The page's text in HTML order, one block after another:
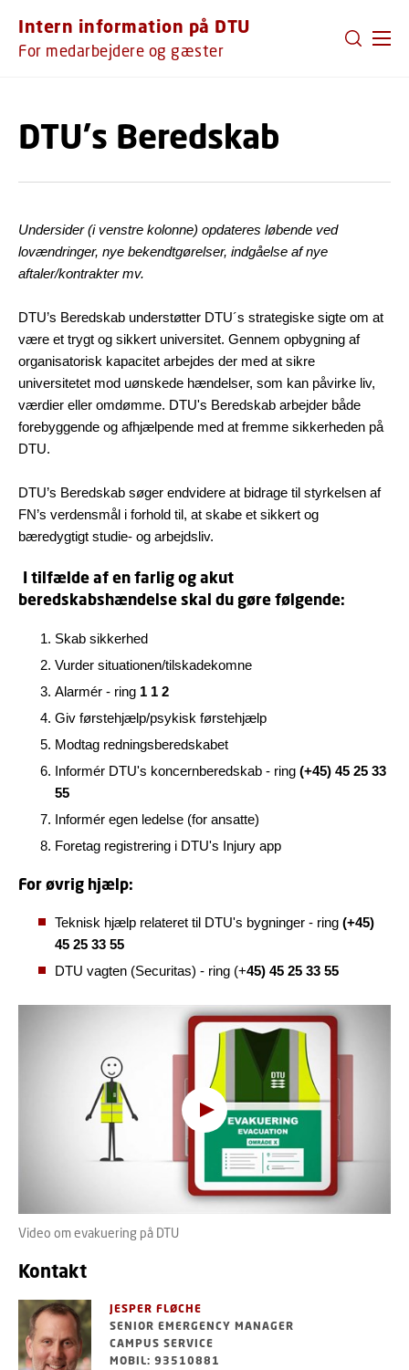
Intern information på DTU
For medarbejdere og gæster
DTU's Beredskab
Undersider (i venstre kolonne) opdateres løbende ved
lovændringer, nye bekendtgørelser, indgåelse af nye
aftaler/kontrakter mv.
DTU’s Beredskab understøtter DTU´s strategiske sigte om at
være et trygt og sikkert universitet. Gennem opbygning af
organisatorisk kapacitet arbejdes der med at sikre
universitetet mod uønskede hændelser, som kan påvirke liv,
værdier eller omdømme. DTU's Beredskab arbejder både
forebyggende og afhjælpende med at fremme sikkerheden på
DTU.
DTU’s Beredskab søger endvidere at bidrage til styrkelsen af
FN’s verdensmål i forhold til, at skabe et sikkert og
bæredygtigt studie- og arbejdsliv.
I tilfælde af en farlig og akut
beredskabshændelse skal du gøre følgende:
Skab sikkerhed
Vurder situationen/tilskadekomne
Alarmér - ring 1 1 2
Giv førstehjælp/psykisk førstehjælp
Modtag redningsberedskabet
Informér DTU's koncernberedskab - ring (+45) 45 25 33
55
Informér egen ledelse (for ansatte)
Foretag registrering i DTU's Injury app
For øvrig hjælp:
Teknisk hjælp relateret til DTU's bygninger - ring (+45)
45 25 33 55
DTU vagten (Securitas) - ring (+45) 45 25 33 55
Hov, denne funktion kræver
cookies
For at se indholdet skal du ændre ditcookie-
samtykke
til at tillade funktionalitet og
målretning cookies
Video om evakuering på DTU
Kontakt
JESPER FLØCHE
SENIOR EMERGENCY MANAGER
CAMPUS SERVICE
MOBIL: 93510881